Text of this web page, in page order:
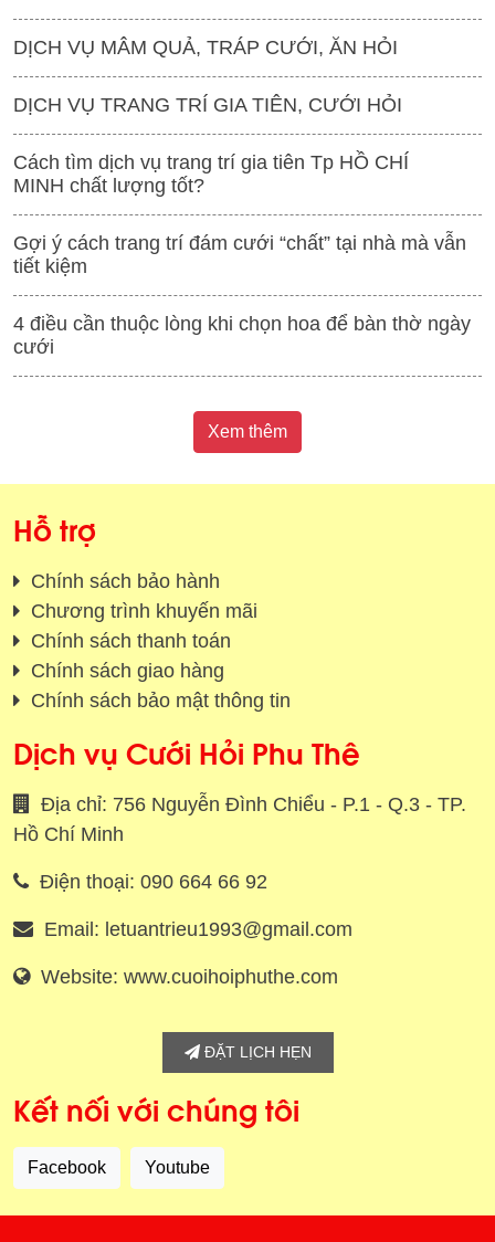
DỊCH VỤ MÂM QUẢ, TRÁP CƯỚI, ĂN HỎI
DỊCH VỤ TRANG TRÍ GIA TIÊN, CƯỚI HỎI
Cách tìm dịch vụ trang trí gia tiên Tp HỒ CHÍ
MINH chất lượng tốt?
Gợi ý cách trang trí đám cưới “chất” tại nhà mà vẫn
tiết kiệm
4 điều cần thuộc lòng khi chọn hoa để bàn thờ ngày
cưới
Xem thêm
Hỗ trợ
Chính sách bảo hành
Chương trình khuyến mãi
Chính sách thanh toán
Chính sách giao hàng
Chính sách bảo mật thông tin
Dịch vụ Cưới Hỏi Phu Thê
Địa chỉ: 756 Nguyễn Đình Chiểu - P.1 - Q.3 - TP.
Hồ Chí Minh
Điện thoại: 090 664 66 92
Email: letuantrieu1993@gmail.com
Website: www.cuoihoiphuthe.com
ĐẶT LỊCH HẸN
Kết nối với chúng tôi
Facebook Youtube